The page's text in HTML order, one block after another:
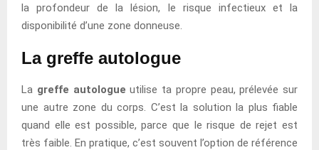
la profondeur de la lésion, le risque infectieux et la
disponibilité d’une zone donneuse.
La greffe autologue
La greffe autologue utilise ta propre peau, prélevée sur
une autre zone du corps. C’est la solution la plus fiable
quand elle est possible, parce que le risque de rejet est
très faible. En pratique, c’est souvent l’option de référence